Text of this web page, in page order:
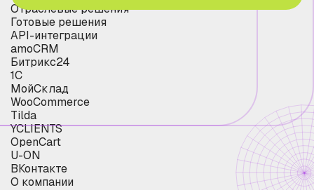
Отраслевые решения
Готовые решения
API-интеграции
amoCRM
Битрикс24
1С
МойСклад
WooCommerce
Tilda
YCLIENTS
OpenCart
U-ON
ВКонтакте
О компании